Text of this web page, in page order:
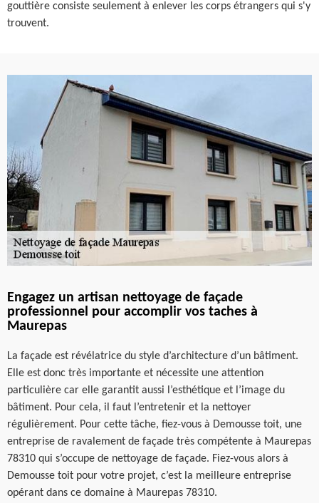
gouttière consiste seulement à enlever les corps étrangers qui s'y
trouvent.
Engagez un artisan nettoyage de façade
professionnel pour accomplir vos taches à
Maurepas
La façade est révélatrice du style d’architecture d’un bâtiment.
Elle est donc très importante et nécessite une attention
particulière car elle garantit aussi l’esthétique et l’image du
bâtiment. Pour cela, il faut l’entretenir et la nettoyer
régulièrement. Pour cette tâche, fiez-vous à Demousse toit, une
entreprise de ravalement de façade très compétente à Maurepas
78310 qui s’occupe de nettoyage de façade. Fiez-vous alors à
Demousse toit pour votre projet, c’est la meilleure entreprise
opérant dans ce domaine à Maurepas 78310.